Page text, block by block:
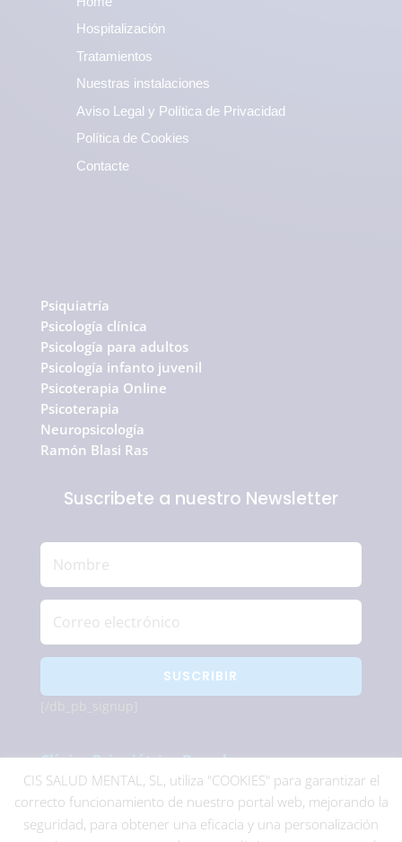
Hospitalización
Tratamientos
Nuestras instalaciones
Aviso Legal y Política de Privacidad
Política de Cookies
Contacte
Psiquiatría
Psicología clínica
Psicología para adultos
Psicología infanto juvenil
Psicoterapia Online
Psicoterapia
Neuropsicología
Ramón Blasi Ras
Suscribete a nuestro Newsletter
SUSCRIBIR
Clínica Psiquiátrica Barcelona
Centro Psiquiátrico Barcelona
CIS SALUD MENTAL, SL, utiliza "COOKIES" para garantizar el
correcto funcionamiento de nuestro portal web, mejorando la
seguridad, para obtener una eficacia y una personalización